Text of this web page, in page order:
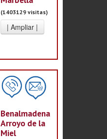
(1403129 visitas)
Benalmadena
Arroyo de la
Miel